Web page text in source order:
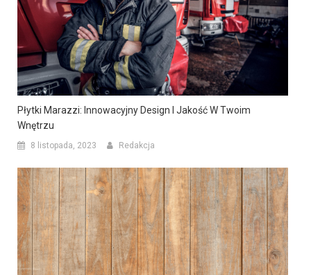
Płytki Marazzi: Innowacyjny Design I Jakość W Twoim
Wnętrzu
8 listopada, 2023 Redakcja